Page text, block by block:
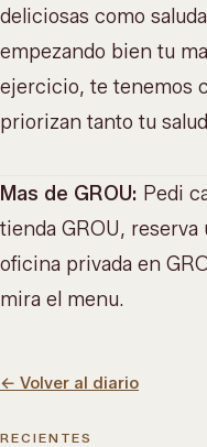
deliciosas como
empezando bien tu
ejercicio, te tenemos
priorizan tanto tu
Mas de GROU: Pedi
tienda GROU, reserva
oficina privada en
mira el menu.
← Volver al diario
RECIENTES